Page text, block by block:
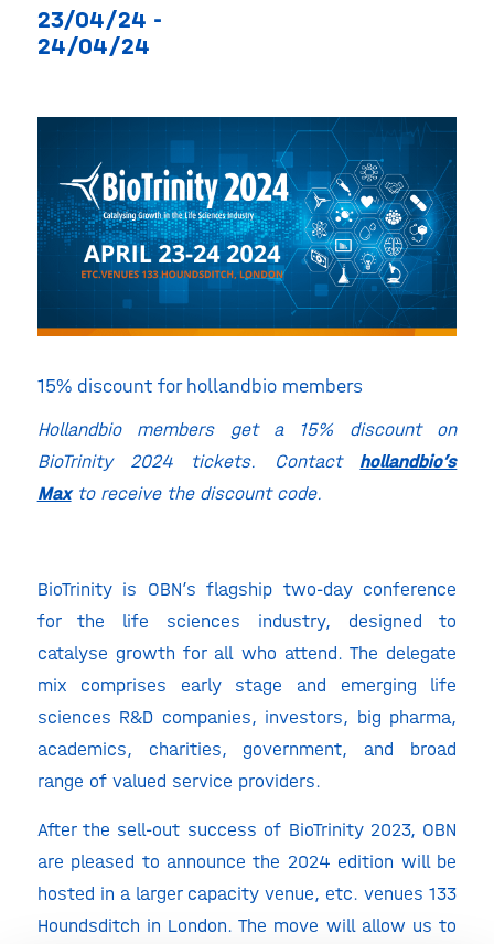
23/04/24 -
24/04/24
15% discount for hollandbio members
Hollandbio members get a 15% discount on
BioTrinity 2024 tickets. Contact hollandbio’s
Maxto receive the discount code.
BioTrinity is OBN’s flagship two-day conference
for the life sciences industry, designed to
catalyse growth for all who attend. The delegate
mix comprises early stage and emerging life
sciences R&D companies, investors, big pharma,
academics, charities, government, and broad
range of valued service providers.
After the sell-out success of BioTrinity 2023, OBN
are pleased to announce the 2024 edition will be
hosted in a larger capacity venue, etc. venues 133
Houndsditch in London. The move will allow us to